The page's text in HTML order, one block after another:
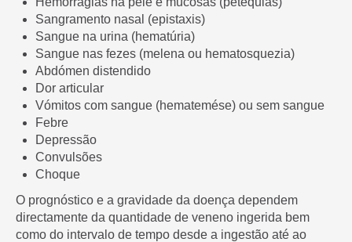
Sangramento nasal (epistaxis)
Sangue na urina (hematúria)
Sangue nas fezes (melena ou hematosquezia)
Abdómen distendido
Dor articular
Vómitos com sangue (hematemése) ou sem sangue
Febre
Depressão
Convulsões
Choque
O prognóstico e a gravidade da doença dependem
directamente da quantidade de veneno ingerida bem
como do intervalo de tempo desde a ingestão até ao